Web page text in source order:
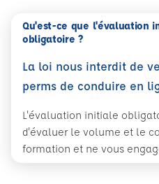
Qu'est-ce que l'évaluation
obligatoire ?
La loi nous interdit de
perms de conduire en
L'évaluation initiale
d'évaluer le volume et le
formation et ne vous